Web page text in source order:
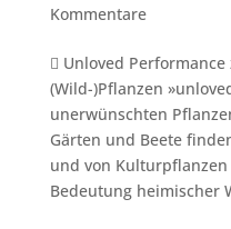
Kommentare
 Unloved
(Wild-)Pflanzen
unerwünschten
Gärten und Beete
und von
Bedeutung heimischer